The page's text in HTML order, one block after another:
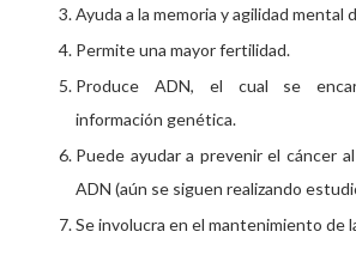
Ayuda a la memoria y agilidad mental
Permite una mayor fertilidad.
Produce ADN, el cual se
información genética.
Puede ayudar a prevenir el cáncer
ADN (aún se siguen realizando
Se involucra en el mantenimiento de